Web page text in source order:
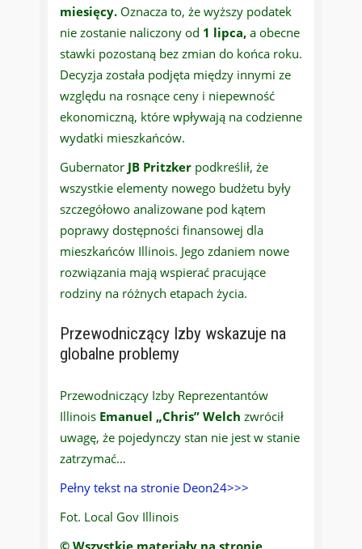
miesięcy. Oznacza to, że wyższy podatek
nie zostanie naliczony od 1 lipca, a obecne
stawki pozostaną bez zmian do końca roku.
Decyzja została podjęta między innymi ze
względu na rosnące ceny i niepewność
ekonomiczną, które wpływają na codzienne
wydatki mieszkańców.
Gubernator JB Pritzker podkreślił, że
wszystkie elementy nowego budżetu były
szczegółowo analizowane pod kątem
poprawy dostępności finansowej dla
mieszkańców Illinois. Jego zdaniem nowe
rozwiązania mają wspierać pracujące
rodziny na różnych etapach życia.
Przewodniczący Izby wskazuje na
globalne problemy
Przewodniczący Izby Reprezentantów
Illinois Emanuel „Chris” Welch zwrócił
uwagę, że pojedynczy stan nie jest w stanie
zatrzymać…
Pełny tekst na stronie Deon24>>>
Fot. Local Gov Illinois